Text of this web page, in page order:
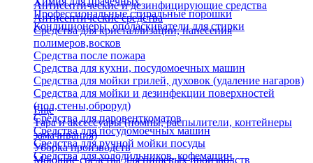
Профессиональные стиральные порошки
Кондиционеры, ополаскиватели для стирки
Антисептические и дезинфицирующие средства
Антисептические средства
Средства для кристаллизации, нанесения
полимеров,восков
Средства после пожара
Средства для кухни, посудомоечных машин
Средства для мойки грилей, духовок (удаление нагаров)
Средства для мойки и дезинфекции поверхностей
(пол,стены,оброруд)
Средства для паровенткоматов
Средства для посудомоечных машин
Средства для ручной мойки посуды
Средства для холодильников, кофемашин
Еще
Тара и аксессуары (помпы, распылители, контейнеры
замачивания)
Уборка производств
Моющие средства для пищевых производств